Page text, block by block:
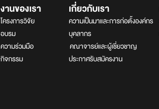
งานของเรา
โครงการวิจัย
อบรม
ความร่วมมือ
กิจกรรม
เกี่ยวกับเรา
ความเป็นมาและการก่อตั้งองค์กร
บุคลากร
คณาจารย์และผู้เชี่ยวชาญ
ประกาศรับสมัครงาน